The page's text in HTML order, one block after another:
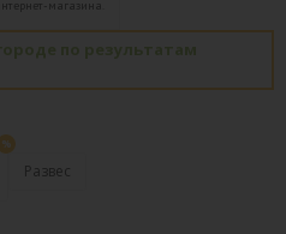
магазина.
по результатам
Развес